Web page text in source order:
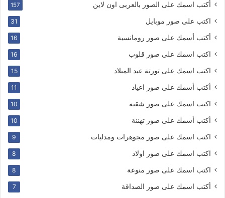
أكتب اسمك على الصور بالعربى اون لاين 157
اكتب على صور موبايل 31
أكتب أسمك على صور رومانسية 16
اكتب اسمك على صور قلوب 16
اكتب اسمك على تورتة عيد الميلاد 15
أكتب أسمك على صور اعياد 11
اكتب اسمك على صور شقية 10
أكتب أسمك على صور تهنئة 10
اكتب اسمك على صور مجوهرات ومدليات 9
اكتب اسمك على صور اولاد 8
اكتب اسمك على صور منوعة 8
أكتب اسمك على صور الصداقة 7